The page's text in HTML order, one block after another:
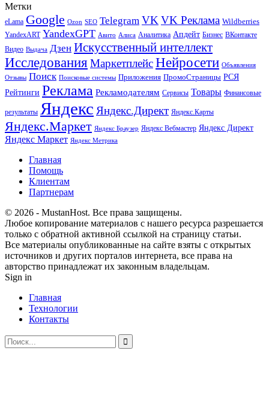
Метки
eLama Google Ozon SEO Telegram VK VK Реклама Wildberries
YandexART YandexGPT Авито Алиса Аналитика Апдейт Бизнес ВКонтакте
Видео Выдача Дзен Искусственный интеллект
Исследования МаркетплейсНейросети Объявления
Отзывы Поиск Поисковые системы Приложения ПромоСтраницы РСЯ
Рейтинги Реклама Рекламодателям Сервисы Товары Финансовые
результаты Яндекс Яндекс.Директ Яндекс.Карты
Яндекс.Маркет Яндекс Браузер Яндекс Вебмастер Яндекс Директ
Яндекс Маркет Яндекс Метрика
Главная
Помощь
Клиентам
Партнерам
© 2026 - MustanHost. Все права защищены.
Любое копирование материалов с нашего ресурса разрешается
только с обратной активной ссылкой на страницу статьи.
Все материалы опубликованные на сайте взяты с открытых
источников и других порталов интернета, все права на
авторство принадлежат их законным владельцам.
Sign in
Главная
Технологии
Контакты